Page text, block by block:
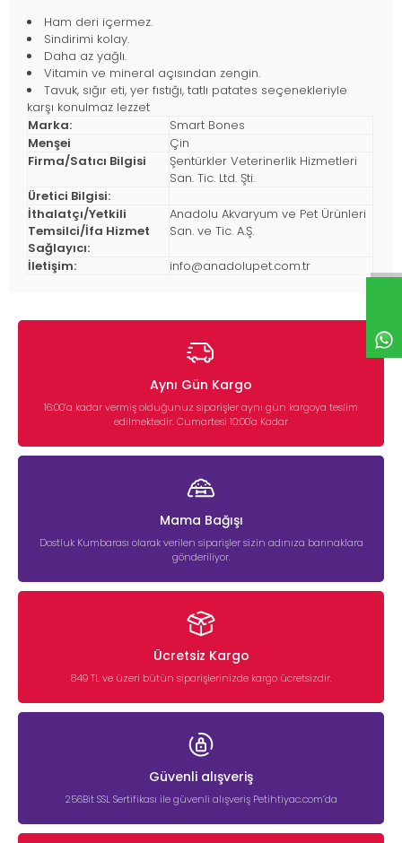
Ham deri içermez.
Sindirimi kolay.
Daha az yağlı.
Vitamin ve mineral açısından zengin.
Tavuk, sığır eti, yer fıstığı, tatlı patates seçenekleriyle
karşı konulmaz lezzet
Marka:
Smart Bones
Menşei
Çin
Firma/Satıcı Bilgisi
Şentürkler Veterinerlik Hizmetleri
San. Tic. Ltd. Şti.
Üretici Bilgisi:
İthalatçı/Yetkili
Temsilci/İfa Hizmet
Sağlayıcı:
Anadolu Akvaryum ve Pet Ürünleri
San. ve Tic. A.Ş.
İletişim: info@anadolupet.com.tr
Aynı Gün Kargo
16:00’a kadar vermiş olduğunuz siparişler aynı gün kargoya teslim
edilmektedir. Cumartesi 10:00'a Kadar
Mama Bağışı
Dostluk Kumbarası olarak verilen siparişler sizin adınıza barınaklara
gönderiliyor.
Ücretsiz Kargo
849 TL ve üzeri bütün siparişlerinizde kargo ücretsizdir.
Güvenli alışveriş
256Bit SSL Sertifikası ile güvenli alışveriş Petihtiyac.com’da